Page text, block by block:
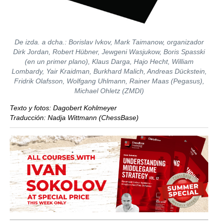
De izda. a dcha.: Borislav Ivkov, Mark Taimanow, organizador
Dirk Jordan, Robert Hübner, Jewgeni Wasjukow, Boris Spasski
(en un primer plano), Klaus Darga, Hajo Hecht, William
Lombardy, Yair Kraidman, Burkhard Malich, Andreas Dückstein,
Fridrik Olafsson, Wolfgang Uhlmann, Rainer Maas (Pegasus),
Michael Ohletz (ZMDI)
Texto y fotos: Dagobert Kohlmeyer
Traducción: Nadja Wittmann (ChessBase)